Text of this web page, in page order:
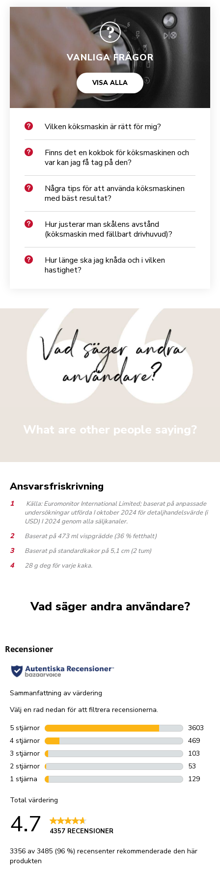
VANLIGA FRÅGOR
VISA ALLA
Vilken köksmaskin är rätt för mig?
Finns det en kokbok för köksmaskinen och
var kan jag få tag på den?
Några tips för att använda köksmaskinen
med bäst resultat?
Hur justerar man skålens avstånd
(köksmaskin med fällbart drivhuvud)?
Hur länge ska jag knåda och i vilken
hastighet?
What are other people saying?
Ansvarsfriskrivning
Källa: Euromonitor International Limited; baserat på anpassade
undersökningar utförda I oktober 2024 för detaljhandelsvärde (i
USD) I 2024 genom alla säljkanaler.
Baserat på 473 ml vispgrädde (36 % fetthalt)
Baserat på standardkakor på 5,1 cm (2 tum)
28 g deg för varje kaka.
Vad säger andra användare?